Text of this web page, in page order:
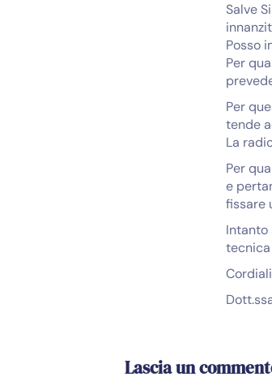
Salve
Posso
Per
Per
tende
La
Per
e
fissare
Intanto
Lascia un